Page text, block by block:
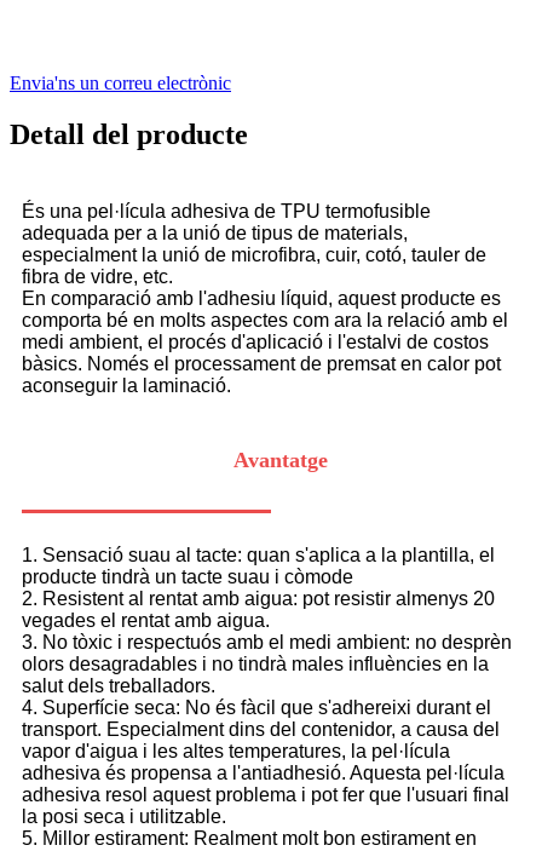
Envia'ns un correu electrònic
Detall del producte
És una pel·lícula adhesiva de TPU termofusible
adequada per a la unió de tipus de materials,
especialment la unió de microfibra, cuir, cotó, tauler de
fibra de vidre, etc.
En comparació amb l'adhesiu líquid, aquest producte es
comporta bé en molts aspectes com ara la relació amb el
medi ambient, el procés d'aplicació i l'estalvi de costos
bàsics. Només el processament de premsat en calor pot
aconseguir la laminació.
Avantatge
1. Sensació suau al tacte: quan s'aplica a la plantilla, el
producte tindrà un tacte suau i còmode
2. Resistent al rentat amb aigua: pot resistir almenys 20
vegades el rentat amb aigua.
3. No tòxic i respectuós amb el medi ambient: no desprèn
olors desagradables i no tindrà males influències en la
salut dels treballadors.
4. Superfície seca: No és fàcil que s'adhereixi durant el
transport. Especialment dins del contenidor, a causa del
vapor d'aigua i les altes temperatures, la pel·lícula
adhesiva és propensa a l'antiadhesió. Aquesta pel·lícula
adhesiva resol aquest problema i pot fer que l'usuari final
la posi seca i utilitzable.
5. Millor estirament: Realment molt bon estirament en